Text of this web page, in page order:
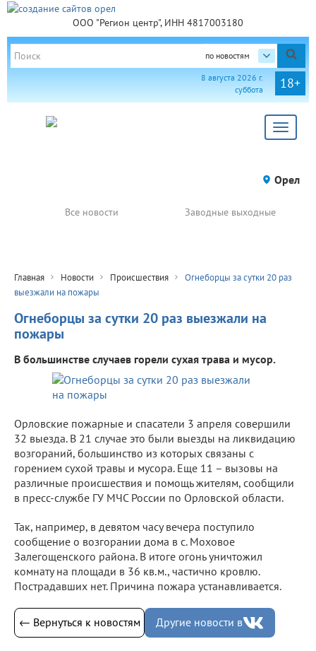
ООО "Регион центр", ИНН 4817003180
по новостям
18+
8 августа 2026 г.
суббота
Toggle
Орел
Все новости Заводные выходные
Главная Новости Происшествия
Огнеборцы за сутки 20 раз
выезжали на пожары
Огнеборцы за сутки 20 раз выезжали на
пожары
В большинстве случаев горели сухая трава и мусор.
Орловские пожарные и спасатели 3 апреля совершили
32 выезда. В 21 случае это были выезды на ликвидацию
возгораний, большинство из которых связаны с
горением сухой травы и мусора. Еще 11 – вызовы на
различные происшествия и помощь жителям, сообщили
в пресс-службе ГУ МЧС России по Орловской области.
Так, например, в девятом часу вечера поступило
сообщение о возгорании дома в с. Моховое
Залегощенского района. В итоге огонь уничтожил
комнату на площади в 36 кв.м., частично кровлю.
Пострадавших нет. Причина пожара устанавливается.
← Вернуться к новостям Другие новости в